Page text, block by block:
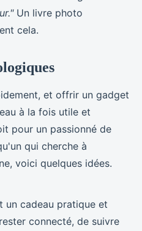
Un livre photo
cela.
et offrir un gadget
à la fois utile et
pour un passionné de
qui cherche à
voici quelques idées.
un cadeau pratique et
connecté, de suivre